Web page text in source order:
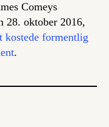
Comeys
28. oktober 2016,
kostede formentlig
.